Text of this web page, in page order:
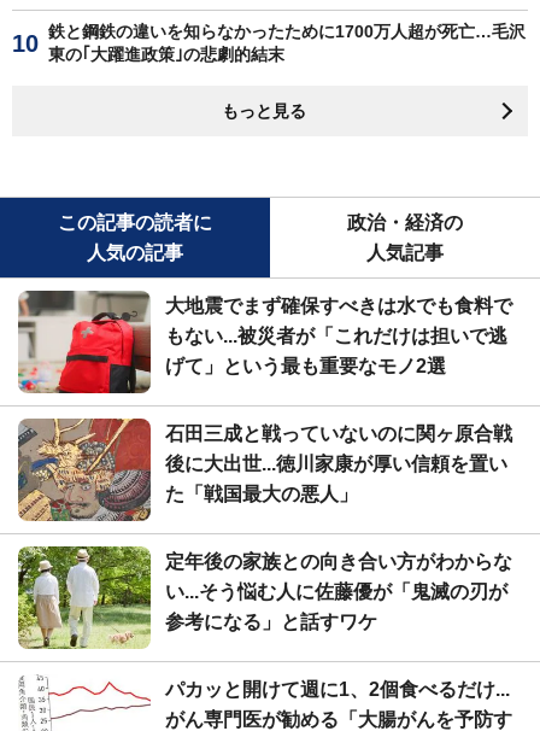
鉄と鋼鉄の違いを知らなかったために1700万人超が死亡…毛沢
東の｢大躍進政策｣の悲劇的結末
もっと見る
この記事の読者に
人気の記事
政治・経済の
人気記事
大地震でまず確保すべきは水でも食料で
もない...被災者が「これだけは担いで逃
げて」という最も重要なモノ2選
石田三成と戦っていないのに関ヶ原合戦
後に大出世...徳川家康が厚い信頼を置い
た「戦国最大の悪人」
定年後の家族との向き合い方がわからな
い...そう悩む人に佐藤優が「鬼滅の刃が
参考になる」と話すワケ
パカッと開けて週に1、2個食べるだけ...
がん専門医が勧める「大腸がんを予防す